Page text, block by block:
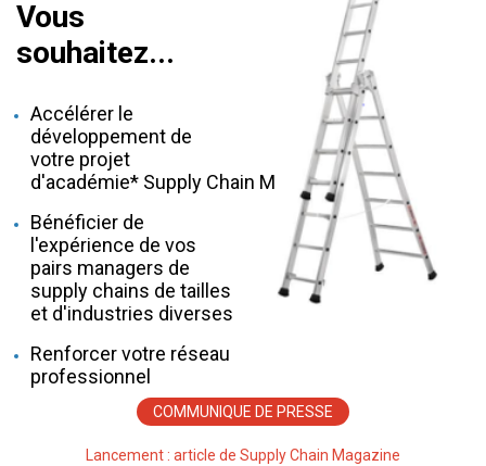
Vous
souhaitez...
Accélérer le
développement de
votre projet
d'académie* Supply Chain Management
Bénéficier de
l'expérience de vos
pairs managers de
supply chains de tailles
et d'industries diverses
Renforcer votre réseau
professionnel
COMMUNIQUE DE PRESSE
Lancement : article de Supply Chain Magazine